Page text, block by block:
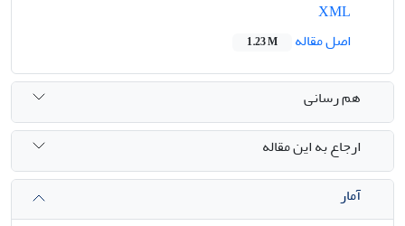
اصل مقاله
1.23 M
هم رسانی
ارجاع به این مقاله
آمار